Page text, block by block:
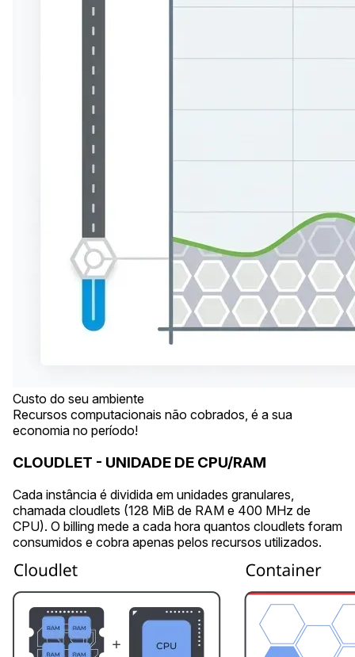
Custo do seu ambiente
Recursos computacionais não cobrados, é a sua
economia no período!
CLOUDLET - UNIDADE DE CPU/RAM
Cada instância é dividida em unidades granulares,
chamada cloudlets (128 MiB de RAM e 400 MHz de
CPU). O billing mede a cada hora quantos cloudlets foram
consumidos e cobra apenas pelos recursos utilizados.